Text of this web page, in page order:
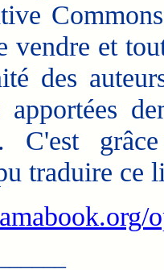
vendre et
des
C'est
traduire ce